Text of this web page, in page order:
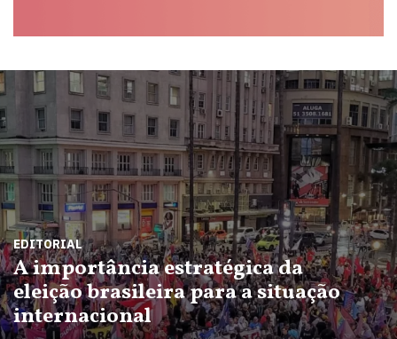
EDITORIAL
A importância estratégica da
eleição brasileira para a situação
internacional